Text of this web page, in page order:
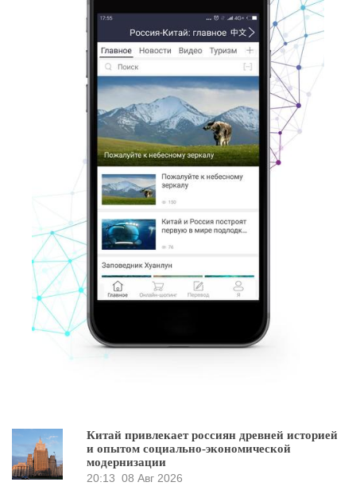
Китай привлекает россиян древней историей
и опытом социально-экономической
модернизации
20:13 08 Авг 2026